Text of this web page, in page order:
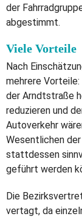
der
abgestimmt.
Viele Vorteile
Nach
mehrere
der Arndtstraße
reduzieren und
Autoverkehr
Wesentlichen
stattdessen
geführt werden
Die
vertagt, da